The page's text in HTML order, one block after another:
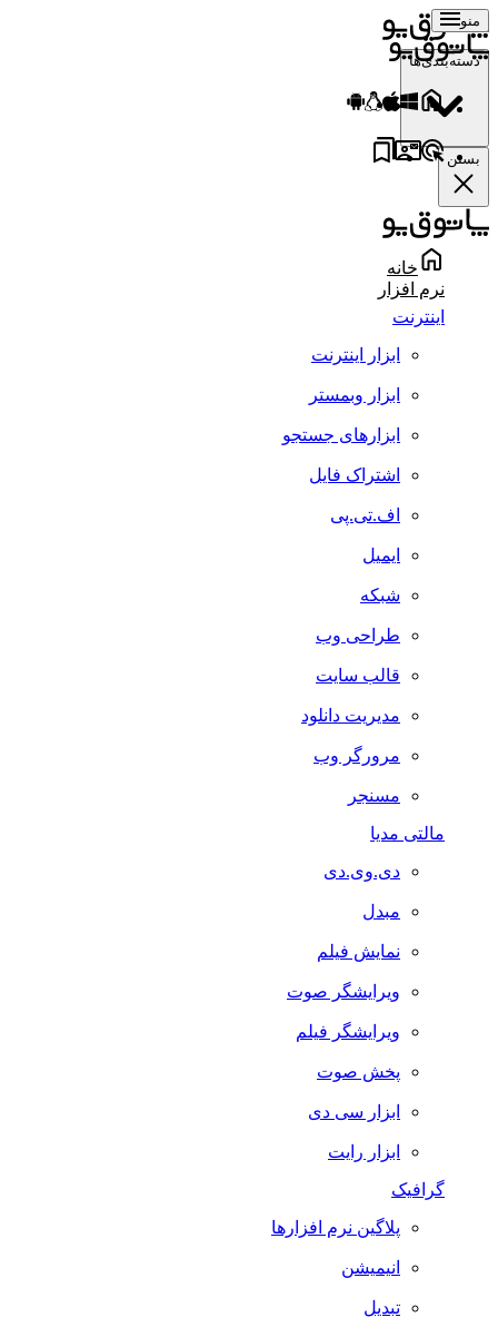
منو
دسته‌بندی‌ها
بستن
خانه
نرم افزار
اینترنت
ابزار اینترنت
ابزار وبمستر
ابزارهای جستجو
اشتراک فایل
اف.تی.پی
ایمیل
شبکه
طراحی وب
قالب سایت
مدیریت دانلود
مرورگر وب
مسنجر
مالتی مدیا
دی.وی.دی
مبدل
نمایش فیلم
ویرایشگر صوت
ویرایشگر فیلم
پخش صوت
ابزار سی دی
ابزار رایت
گرافیک
پلاگین نرم افزارها
انیمیشن
تبدیل